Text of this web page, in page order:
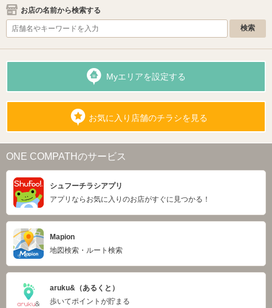
お店の名前から検索する
Myエリアを設定する
お気に入り店舗のチラシを見る
ONE COMPATHのサービス
シュフーチラシアプリ
アプリならお気に入りのお店がすぐに見つかる！
Mapion
地図検索・ルート検索
aruku&（あるくと）
歩いてポイントが貯まる